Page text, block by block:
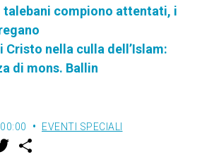
talebani compiono attentati, i
Cristo nella culla dell’Islam:
di mons. Ballin
EVENTI SPECIALI
w